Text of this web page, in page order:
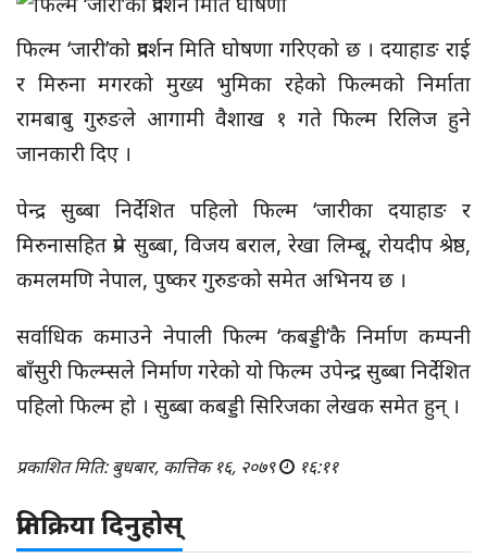
फिल्म ‘जारी’को प्रदर्शन मिति घोषणा गरिएको छ । दयाहाङ राई
र मिरुना मगरको मुख्य भुमिका रहेको फिल्मको निर्माता
रामबाबु गुरुङले आगामी वैशाख १ गते फिल्म रिलिज हुने
जानकारी दिए ।
पेन्द्र सुब्बा निर्देशित पहिलो फिल्म ‘जारीका दयाहाङ र
मिरुनासहित प्रेम सुब्बा, विजय बराल, रेखा लिम्बू, रोयदीप श्रेष्ठ,
कमलमणि नेपाल, पुष्कर गुरुङको समेत अभिनय छ ।
सर्वाधिक कमाउने नेपाली फिल्म ‘कबड्डी’कै निर्माण कम्पनी
बाँसुरी फिल्म्सले निर्माण गरेको यो फिल्म उपेन्द्र सुब्बा निर्देशित
पहिलो फिल्म हो । सुब्बा कबड्डी सिरिजका लेखक समेत हुन् ।
प्रकाशित मिति: बुधबार, कात्तिक १६, २०७९ १६:११
प्रतिक्रिया दिनुहोस्